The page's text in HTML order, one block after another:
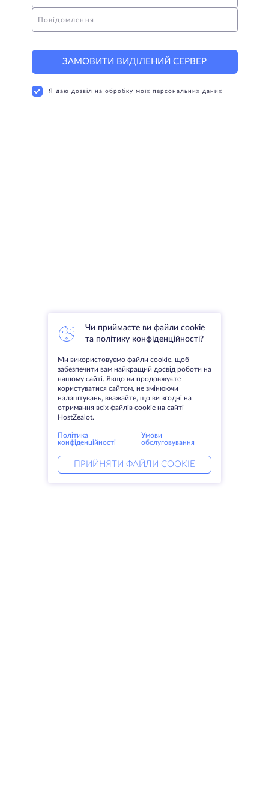
Повідомлення
ЗАМОВИТИ ВИДІЛЕНИЙ СЕРВЕР
Я даю дозвіл на обробку моїх персональних даних
Чи приймаєте ви файли cookie
та політику конфіденційності?
Ми використовуємо файли cookie, щоб
забезпечити вам найкращий досвід роботи на
нашому сайті. Якщо ви продовжуєте
користуватися сайтом, не змінюючи
налаштувань, вважайте, що ви згодні на
отримання всіх файлів cookie на сайті
HostZealot.
Політика
конфіденційності
Умови
обслуговування
ПРИЙНЯТИ ФАЙЛИ COOKIE